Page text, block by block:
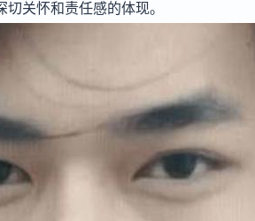
关怀和责任感的体现。